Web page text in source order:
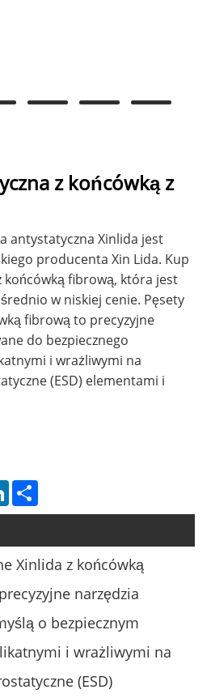
z końcówką z
antystatyczna Xinlida jest
producenta Xin Lida. Kup
końcówką fibrową, która jest
w niskiej cenie. Pęsety
fibrową to precyzyjne
do bezpiecznego
i wrażliwymi na
(ESD) elementami i
LinkedIn
Xinlida z końcówką
narzędzia
o bezpiecznym
i wrażliwymi na
(ESD)